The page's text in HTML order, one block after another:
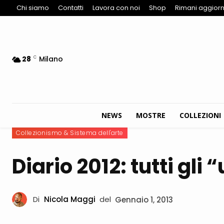
Chi siamo Contatti Lavora con noi Shop Rimani
28 C Milano
NEWS MOSTRE COLLEZIONI
Collezionismo & Sistema dell'arte
Diario 2012: tutti gli
Di Nicola Maggi del Gennaio 1, 2013